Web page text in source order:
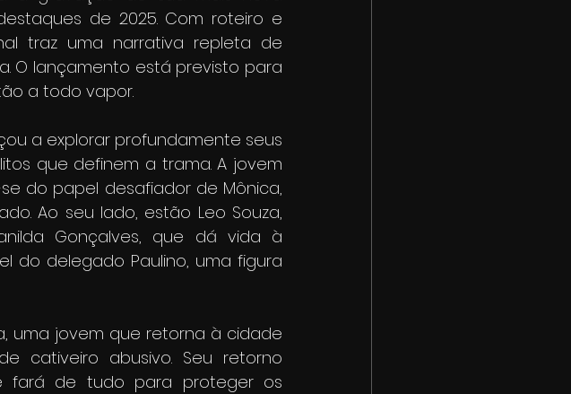
de 2025. Com roteiro e
traz uma narrativa repleta de
O lançamento está previsto para
a todo vapor.
a explorar profundamente seus
que definem a trama. A jovem
do papel desafiador de Mônica,
Ao seu lado, estão Leo Souza,
Gonçalves, que dá vida à
do delegado Paulino, uma figura
uma jovem que retorna à cidade
cativeiro abusivo. Seu retorno
fará de tudo para proteger os